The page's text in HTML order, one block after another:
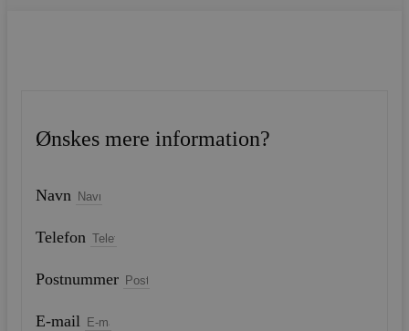
Ønskes mere information?
Navn
Telefon
Postnummer
E-mail